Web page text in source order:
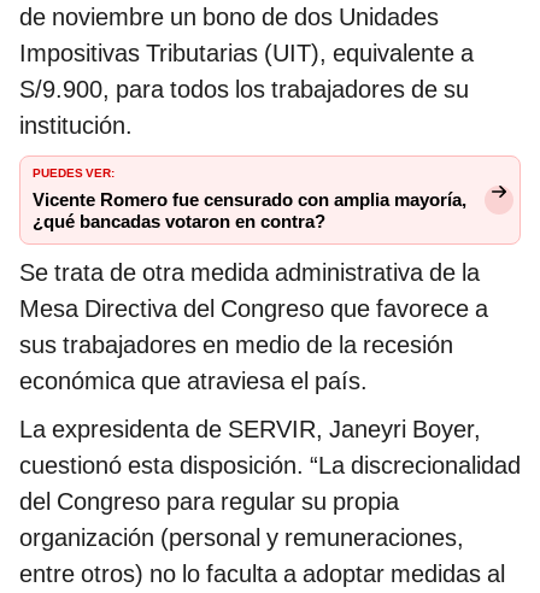
de noviembre un bono de dos Unidades
Impositivas Tributarias (UIT), equivalente a
S/9.900, para todos los trabajadores de su
institución.
PUEDES VER:
Vicente Romero fue censurado con amplia mayoría,
¿qué bancadas votaron en contra?
Se trata de otra medida administrativa de la
Mesa Directiva del Congreso que favorece a
sus trabajadores en medio de la recesión
económica que atraviesa el país.
La expresidenta de SERVIR, Janeyri Boyer,
cuestionó esta disposición. “La discrecionalidad
del Congreso para regular su propia
organización (personal y remuneraciones,
entre otros) no lo faculta a adoptar medidas al